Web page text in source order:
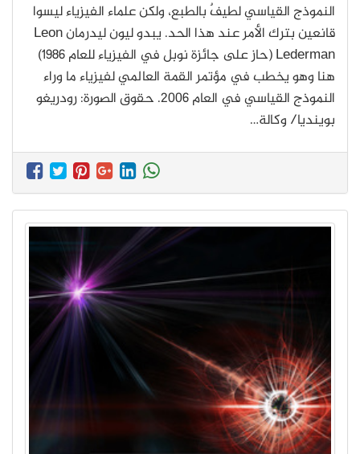
النموذج القياسي لطيفٌ بالطبع، ولكن علماء الفيزياء ليسوا
قانعين بترك الأمر عند هذا الحد. يبدو ليون ليدرمان Leon
Lederman (حاز على جائزة نوبل في الفيزياء للعام 1986)
هنا وهو يخطب في مؤتمر القمة العالمي لفيزياء ما وراء
النموذج القياسي في العام 2006. حقوق الصورة: رودريغو
بوينديا/ وكالة…